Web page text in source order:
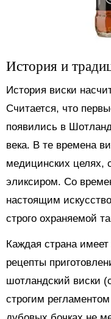
История и
История виски
Считается, что
появились в
века. В те времена
медицинских целях,
эликсиром. Со
настоящим
строго охраняемой
Каждая страна
рецепты
шотландский виски
строгим